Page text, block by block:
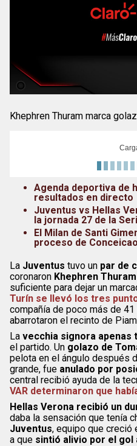
Khephren Thuram marca
Agenda deportiva de
resultados en directo
Juventus vs Hellas
la jornada 27 de la
El Milan de Santi
proceso de
La Juventus tuvo un par de
coronaron Khephren
suficiente para dejar un
Turín se llevó los tres
compañía de poco más de
abarrotaron el recinto de
La vecchia signora apenas
el partido. Un golazo de
pelota en el ángulo después
grande, fue anulado por
central recibió ayuda de la
VAR determinaron que
Hellas Verona recibió un
daba la sensación que tenía
Juventus, equipo que creció
a que sintió alivio por el gol